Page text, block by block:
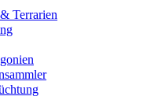
Terrarien